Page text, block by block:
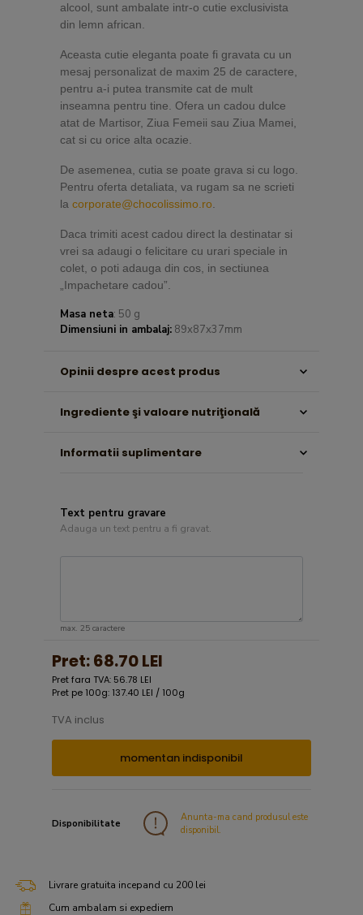
alcool, sunt ambalate intr-o cutie exclusivista
din lemn african.
Aceasta cutie eleganta poate fi gravata cu un
mesaj personalizat de maxim 25 de caractere,
pentru a-i putea transmite cat de mult
inseamna pentru tine. Ofera un cadou dulce
atat de Martisor, Ziua Femeii sau Ziua Mamei,
cat si cu orice alta ocazie.
De asemenea, cutia se poate grava si cu logo.
Pentru oferta detaliata, va rugam sa ne scrieti
la corporate@chocolissimo.ro
Daca trimiti acest cadou direct la destinatar si
vrei sa adaugi o felicitare cu urari speciale in
colet, o poti adauga din cos, in sectiunea
„Impachetare cadou”.
Masa neta: 50 g
Dimensiuni in ambalaj: 89x87x37mm
Opinii despre acest produs
Ingrediente şi valoare nutriţională
Informatii suplimentare
Text pentru gravare
Adauga un text pentru a fi gravat.
max. 25 caractere
Pret:68.70 LEI
Pret fara TVA: 56.78 LEI
Pret pe 100g: 137.40 LEI / 100g
TVA inclus
momentan indisponibil
Disponibilitate
Anunta-ma cand produsul este
disponibil.
Livrare gratuita incepand cu 200 lei
Cum ambalam si expediem